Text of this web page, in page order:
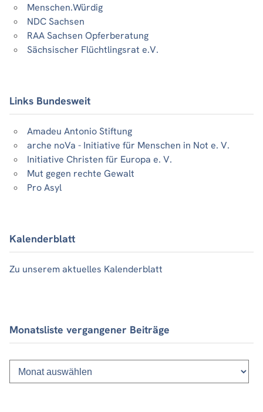
Menschen.Würdig
NDC Sachsen
RAA Sachsen Opferberatung
Sächsischer Flüchtlingsrat e.V.
Links Bundesweit
Amadeu Antonio Stiftung
arche noVa - Initiative für Menschen in Not e. V.
Initiative Christen für Europa e. V.
Mut gegen rechte Gewalt
Pro Asyl
Kalenderblatt
Zu unserem aktuelles Kalenderblatt
Monatsliste vergangener Beiträge
Monatsliste
vergangener
Beiträge